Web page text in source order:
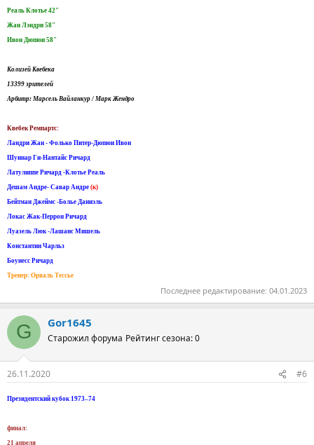
Реаль Клотье 42"
Жан Лэндри 58"
Ивон Дюпюи 58"
Колизей Квебека
13399 зрителей
Арбитр: Марсель Вайланкур / Марк Жендро
Квебек Ремпартс:
Ландри Жан - Фолько Питер-Дюпюи Ивон
Шуинар Ги-Нантайс Ричард
Латулиппе Ричард -Клотье Реаль
Дешам Андре- Савар Андре (к)
Бейтман Джеймс -Болье Даниэль
Локас Жак-Перрон Ричард
Луазель Люк -Лашанс Мишель
Константин Чарльз
Боунесс Ричард
Тренер: Орваль Тессье
Последнее редактирование: 04.01.2023
G Gor1645
Старожил форума Рейтинг сезона: 0
26.11.2020 #6
Президентский кубок 1973–74
финал:
21 апреля